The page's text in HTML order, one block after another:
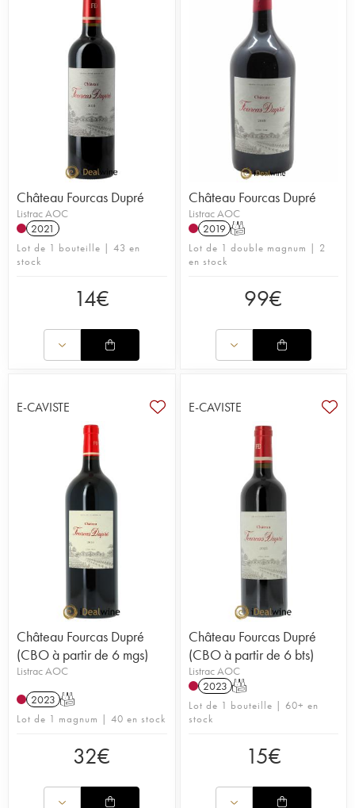
ce cru. En 1985, son fils, Patrice Pagès lui succède
et continue de faire progresser le domaine. Le
vignoble s'étend sur 46 hectares d'un seul tenant
avec 44% de cabernet sauvignon, 44 % de
merlot, 10 % de cabernet franc et 2% de petit
Verdot. Ces cépages sont âgés d'une trentaine
d'années, cultivés selon des principes raisonnés et
bénéficient de l'influence des sols de graves
pyrénéennes qui se composent d'argile et de
calcaire. Ses sols sont d'ailleurs parfaitement
drainés dans la mesure où les vignes sont plantées
à une altitude élevée pour la région médocaine : à
42 mètres. Les vins de ce château atteignent
aujourd'hui un beau niveau grâce à des
vinifications modernes en cuves inox
thermorégulées et conservent des prix très
Château Fourcas Dupré
Listrac AOC
2021
Lot de 1 bouteille | 43 en
stock
14€
Château Fourcas Dupré
Listrac AOC
2019 T
Lot de 1 double magnum | 2
en stock
99€
E-CAVISTE
Château Fourcas Dupré
(CBO à partir de 6 mgs)
Listrac AOC
2023 T
Lot de 1 magnum | 40 en stock
32€
E-CAVISTE
Château Fourcas Dupré
(CBO à partir de 6 bts)
Listrac AOC
2023 T
Lot de 1 bouteille | 60+ en
stock
15€